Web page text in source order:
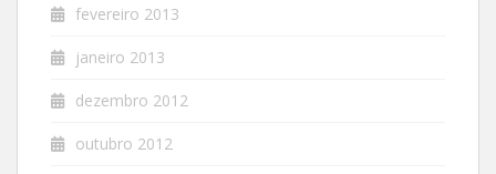
fevereiro 2013
janeiro 2013
dezembro 2012
outubro 2012